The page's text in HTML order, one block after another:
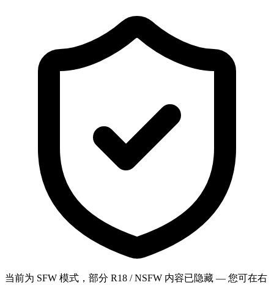
当前为 SFW 模式，部分 R18 / NSFW 内容已隐藏 — 您可在右